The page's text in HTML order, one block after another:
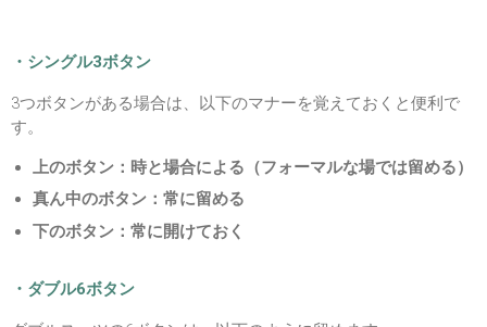
・シングル3ボタン
3つボタンがある場合は、以下のマナーを覚えておくと便利で
す。
上のボタン：時と場合による（フォーマルな場では留める）
真ん中のボタン：常に留める
下のボタン：常に開けておく
・ダブル6ボタン